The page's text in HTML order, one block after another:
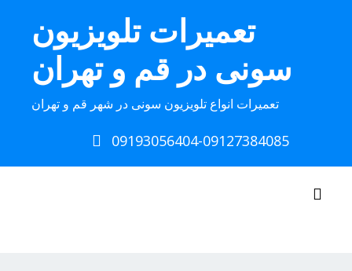
تعمیرات تلویزیون
سونی در قم و تهران
تعمیرات انواع تلویزیون سونی در شهر قم و تهران
09193056404-09127384085
Toggle navigation